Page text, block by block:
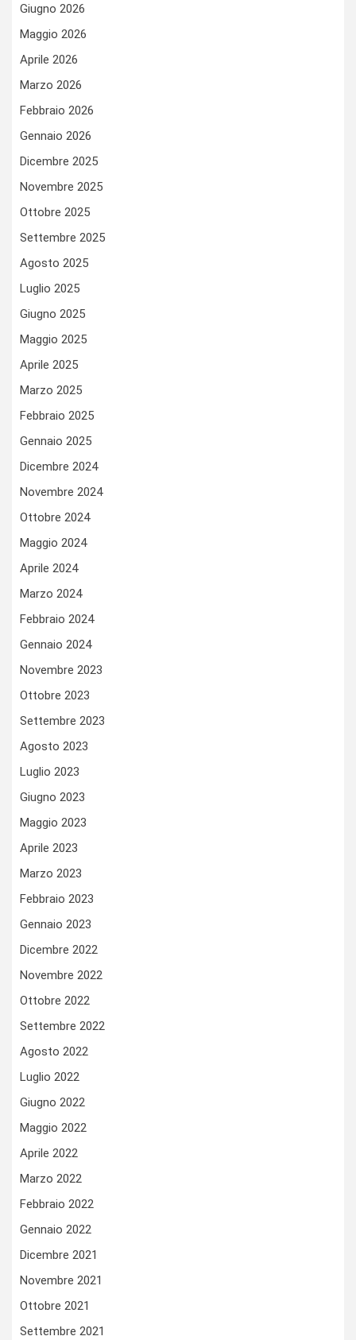
Giugno 2026
Maggio 2026
Aprile 2026
Marzo 2026
Febbraio 2026
Gennaio 2026
Dicembre 2025
Novembre 2025
Ottobre 2025
Settembre 2025
Agosto 2025
Luglio 2025
Giugno 2025
Maggio 2025
Aprile 2025
Marzo 2025
Febbraio 2025
Gennaio 2025
Dicembre 2024
Novembre 2024
Ottobre 2024
Maggio 2024
Aprile 2024
Marzo 2024
Febbraio 2024
Gennaio 2024
Novembre 2023
Ottobre 2023
Settembre 2023
Agosto 2023
Luglio 2023
Giugno 2023
Maggio 2023
Aprile 2023
Marzo 2023
Febbraio 2023
Gennaio 2023
Dicembre 2022
Novembre 2022
Ottobre 2022
Settembre 2022
Agosto 2022
Luglio 2022
Giugno 2022
Maggio 2022
Aprile 2022
Marzo 2022
Febbraio 2022
Gennaio 2022
Dicembre 2021
Novembre 2021
Ottobre 2021
Settembre 2021